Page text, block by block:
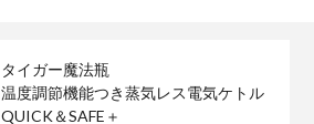
タイガー魔法瓶
温度調節機能つき蒸気レス電気ケトル
QUICK＆SAFE＋